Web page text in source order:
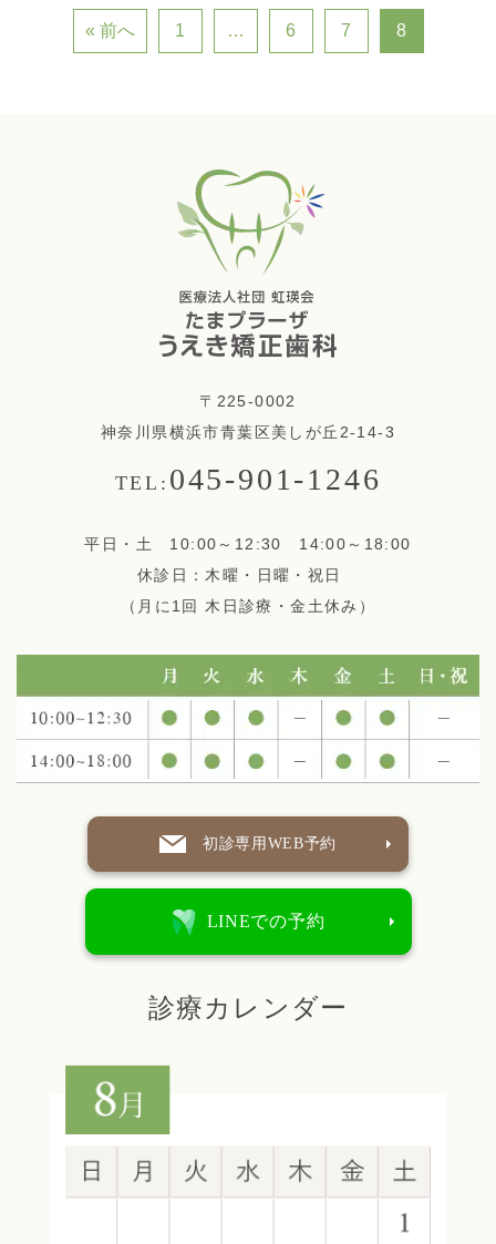
« 前へ 1 … 6 7 8
〒225-0002
神奈川県横浜市青葉区美しが丘2-14-3
TEL: 045-901-1246
平日・土 10:00～12:30 14:00～18:00
休診日：木曜・日曜・祝日
（月に1回 木日診療・金土休み）
初診専用WEB予約
LINEでの予約
診療カレンダー